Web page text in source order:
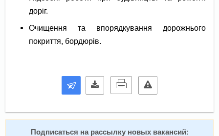
доріг.
Очищення та впорядкування дорожнього
покриття, бордюрів.
Подписаться на расcылку новых вакансий: